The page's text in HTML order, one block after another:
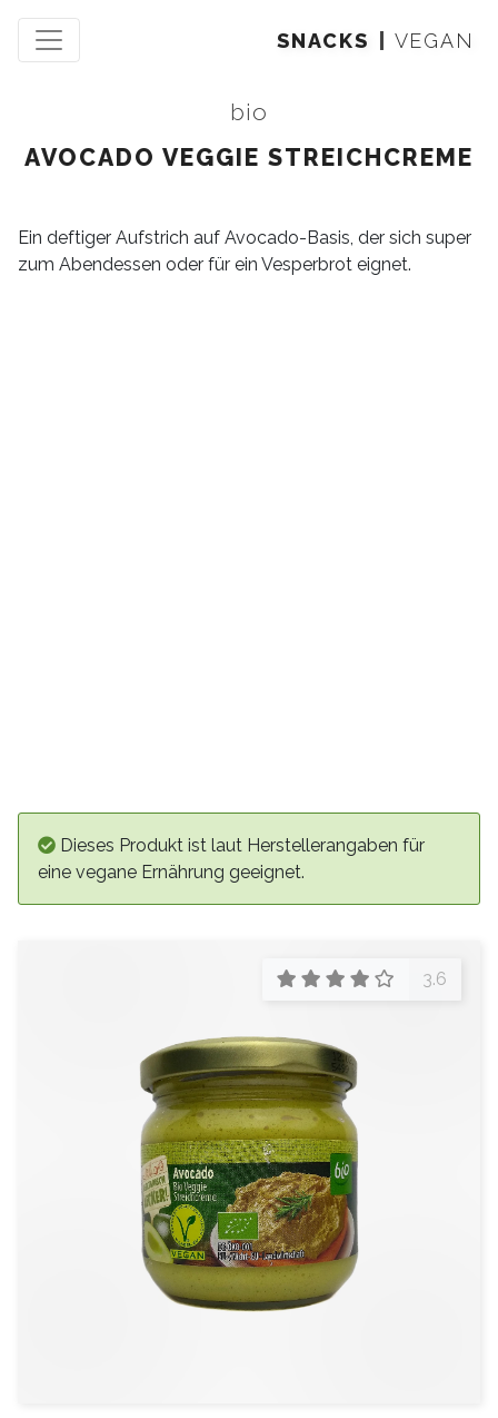
SNACKS VEGAN
bio
AVOCADO VEGGIE STREICHCREME
Ein deftiger Aufstrich auf Avocado-Basis, der sich super
zum Abendessen oder für ein Vesperbrot eignet.
Dieses Produkt ist laut Herstellerangaben für
eine vegane Ernährung geeignet.
3.6